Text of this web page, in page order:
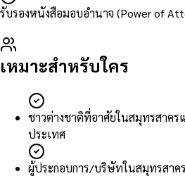
รับรองหนังสือมอบอำนาจ (Power of
เหมาะสำหรับใคร
ชาวต่างชาติที่อาศัยในสมุทรสาคร
ประเทศ
ผู้ประกอบการ/บริษัทในสมุทรสาค